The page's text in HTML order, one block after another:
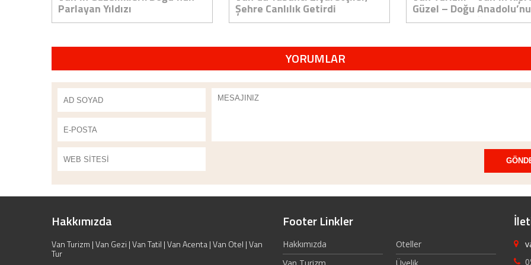
Parlayan Yıldızı Şehre Canlılık Getirdi Güzel – Doğu
Beyaz Yolculuğu
YORUMLAR
Hakkımızda
Van Turizm | Van Gezi | Van Tatil | Van Acenta | Van Otel | Van
Tur
Footer Linkler
Hakkımızda
Oteller